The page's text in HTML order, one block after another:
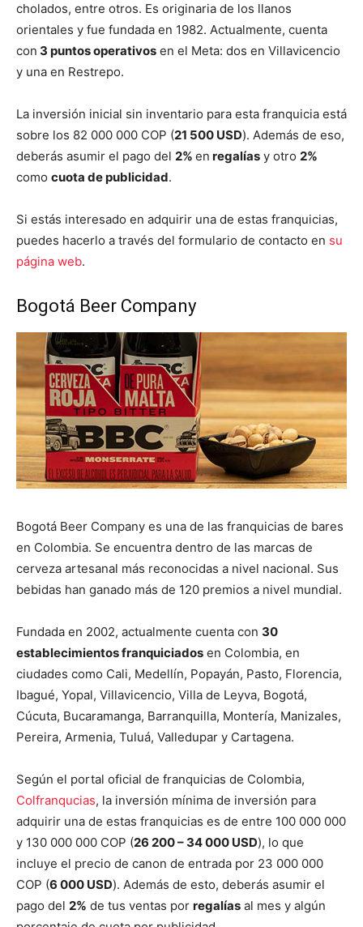
cholados, entre otros. Es originaria de los llanos
orientales y fue fundada en 1982. Actualmente, cuenta
con 3 puntos operativos en el Meta: dos en Villavicencio
y una en Restrepo.
La inversión inicial sin inventario para esta franquicia está
sobre los 82 000 000 COP (21 500 USD). Además de eso,
deberás asumir el pago del 2% en regalías y otro 2%
como cuota de publicidad.
Si estás interesado en adquirir una de estas franquicias,
puedes hacerlo a través del formulario de contacto en su
página web.
Bogotá Beer Company
Bogotá Beer Company es una de las franquicias de bares
en Colombia. Se encuentra dentro de las marcas de
cerveza artesanal más reconocidas a nivel nacional. Sus
bebidas han ganado más de 120 premios a nivel mundial.
Fundada en 2002, actualmente cuenta con 30
establecimientos franquiciados en Colombia, en
ciudades como Cali, Medellín, Popayán, Pasto, Florencia,
Ibagué, Yopal, Villavicencio, Villa de Leyva, Bogotá,
Cúcuta, Bucaramanga, Barranquilla, Montería, Manizales,
Pereira, Armenia, Tuluá, Valledupar y Cartagena.
Según el portal oficial de franquicias de Colombia,
Colfranqucias, la inversión mínima de inversión para
adquirir una de estas franquicias es de entre 100 000 000
y 130 000 000 COP (26 200 – 34 000 USD), lo que
incluye el precio de canon de entrada por 23 000 000
COP (6 000 USD). Además de esto, deberás asumir el
pago del 2% de tus ventas por regalías al mes y algún